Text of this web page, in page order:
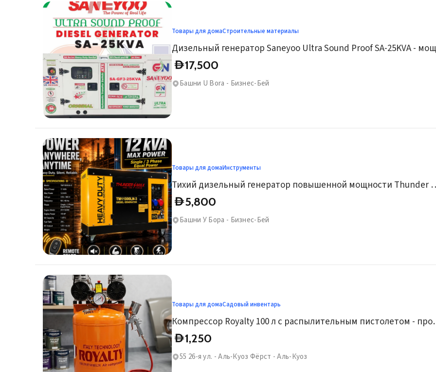
Товары для домаСтроительные материалы
D17,500
Башни U Bora - Бизнес-Бей
Товары для домаИнструменты
Тихий дизельный генератор
D5,800
Башни У Бора - Бизнес-Бей
Товары для домаСадовый инвентарь
Компрессор
D1,250
55 26-я ул. - Аль-Куоз Фёрст - Аль-Куоз